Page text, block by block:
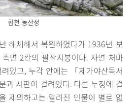
합천 농산정
해체해서 복원하였다가 1936년 보
면 2칸의 팔작지붕이다. 사면 처마
려있고, 누각 안에는 「제가야산독서
과 시판이 걸려있다. 다른 누정에 걸
제외하고는 알려진 인물이 별로 없